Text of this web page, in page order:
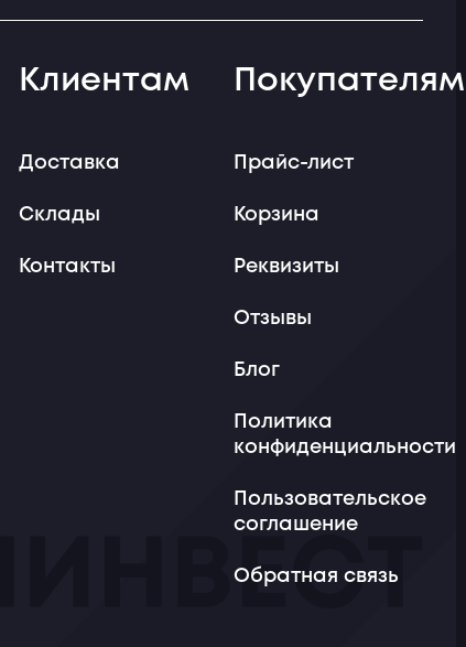
Клиентам
Доставка
Склады
Контакты
Покупателям
Прайс-лист
Корзина
Реквизиты
Отзывы
Блог
Политика
конфиденциальности
Пользовательское
соглашение
Обратная связь